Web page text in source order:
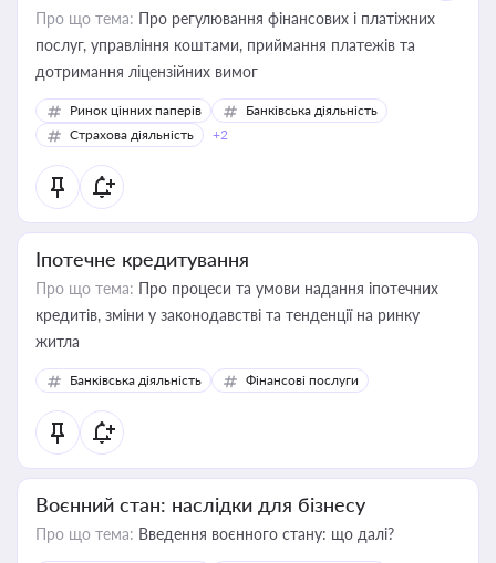
Про що тема: Про регулювання фінансових і платіжних
послуг, управління коштами, приймання платежів та
дотримання ліцензійних вимог
Ринок цінних паперів
Банківська діяльність
Страхова діяльність
+2
Іпотечне кредитування
Про що тема: Про процеси та умови надання іпотечних
кредитів, зміни у законодавстві та тенденції на ринку
житла
Банківська діяльність Фінансові послуги
Воєнний стан: наслідки для бізнесу
Про що тема: Введення воєнного стану: що далі?